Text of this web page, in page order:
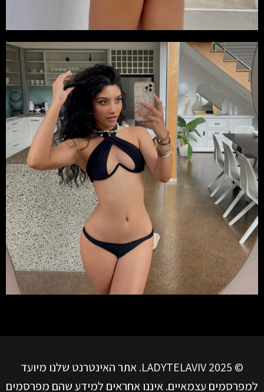
© LADYTELAVIV 2025. אתר האינטרנט שלנו מיועד
למפרסמים עצמאיים. איננו אחראים למידע שהם מפרסמים